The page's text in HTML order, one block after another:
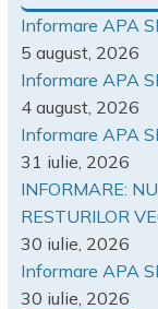
Informare APA
5 august, 2026
Informare APA
4 august, 2026
Informare APA
31 iulie, 2026
INFORMARE:
RESTURILOR
30 iulie, 2026
Informare APA
30 iulie, 2026